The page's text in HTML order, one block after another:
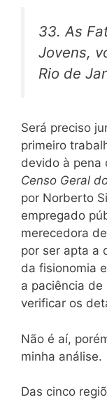
33. As
Jovens,
Rio de
Será preciso
primeiro
devido à pena
Censo Geral
por Norberto
empregado
merecedora
por ser apta a
da fisionomia
a paciência de
verificar os
Não é aí,
minha análise.
Das cinco